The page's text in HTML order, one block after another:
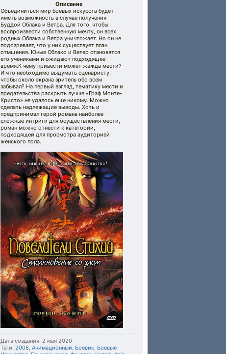
Описание
Объединиться мир боевых искусств будет
иметь возможность в случае получения
Буддой Облака и Ветра. Для того, чтобы
воспроизвести собственную мечту, он всех
родных Облака и Ветра уничтожает. Но он не
подозревает, что у них существует план
отмщения. Юные Облако и Ветер становятся
его учениками и ожидают подходящее
время.К чему привести может жажда мести?
И что необходимо выдумать сценаристу,
чтобы около экрана зритель обо всем
забывал? На первый взгляд, тематику мести и
предательства раскрыть лучше «Граф Монте-
Кристо» не удалось еще никому. Можно
сделать надлежащие выводы. Хоть и
предпринимал герой романа наиболее
сложные интриги для осуществления мести,
роман можно отнести к категории,
подходящей для просмотра аудиторией
женского пола.
Дата создания: 2 мая 2020
Теги: 2008, Анимационный, Боевик, Боевые